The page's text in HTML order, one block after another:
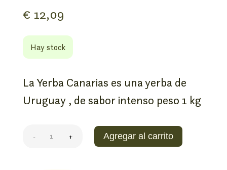
€ 12,09
Hay stock
La Yerba Canarias es una yerba de
Uruguay , de sabor intenso peso 1 kg
- + Agregar al carrito